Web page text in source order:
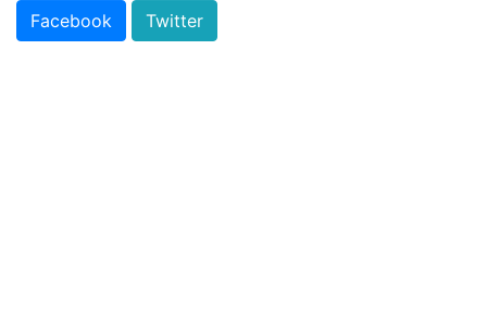
Facebook Twitter